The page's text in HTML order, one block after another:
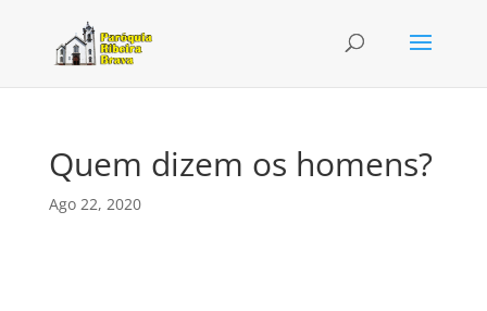
Quem dizem os homens?
Ago 22, 2020